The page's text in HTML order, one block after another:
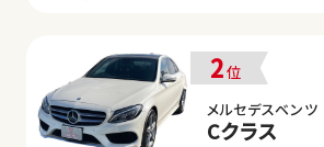
2位
メルセデスベンツ
Cクラス